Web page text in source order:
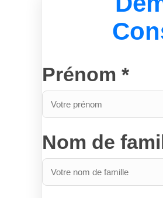
Prénom *
Nom de